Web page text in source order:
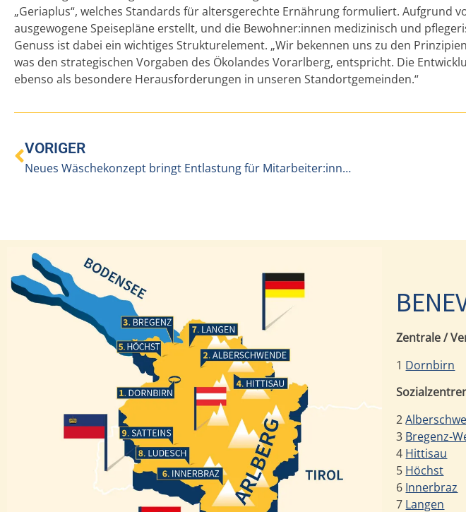
„Geriaplus“, welches Standards für altersgerechte Ernährung formuliert. Aufgrund
ausgewogene Speisepläne erstellt, und die Bewohner:innen medizinisch und
Genuss ist dabei ein wichtiges Strukturelement. „Wir bekennen uns zu den
was den strategischen Vorgaben des Ökolandes Vorarlberg, entspricht. Die
ebenso als besondere Herausforderungen in unseren Standortgemeinden.“
VORIGER
Neues Wäschekonzept bringt Entlastung für Mitarbeiter:innen
Dornbirn
Bregenz
Langen
Ludesch
Innerbraz
Alberschwende
Höchst
Zentrale /
1 Dornbirn
2
3 Bregenz-
4 Hittisau
5 Höchst
6 Innerbraz
7 Langen